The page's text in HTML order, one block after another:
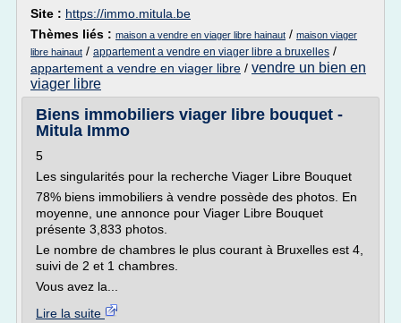
Site : https://immo.mitula.be
Thèmes liés : maison a vendre en viager libre hainaut / maison viager
libre hainaut / appartement a vendre en viager libre a bruxelles /
appartement a vendre en viager libre / vendre un bien en
viager libre
Biens immobiliers viager libre bouquet -
Mitula Immo
5
Les singularités pour la recherche Viager Libre Bouquet
78% biens immobiliers à vendre possède des photos. En
moyenne, une annonce pour Viager Libre Bouquet
présente 3,833 photos.
Le nombre de chambres le plus courant à Bruxelles est 4,
suivi de 2 et 1 chambres.
Vous avez la...
Lire la suite